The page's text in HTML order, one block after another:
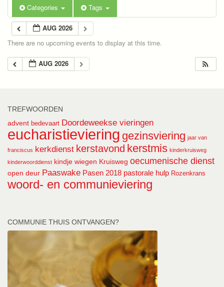
Categories Tags
AUG 2026
There are no upcoming events to display at this time.
AUG 2026
TREFWOORDEN
advent bedevaart Doordeweekse vieringen
eucharistieviering gezinsviering jaar van
franciscus kerkdienst kerstavond kerstmis kinderkruisweg
kinderwoorddienst kindje wiegen Kruisweg oecumenische dienst
open deur Paaswake Pasen 2018 pastorale hulp Rozenkrans
woord- en communieviering
COMMUNIE THUIS ONTVANGEN?